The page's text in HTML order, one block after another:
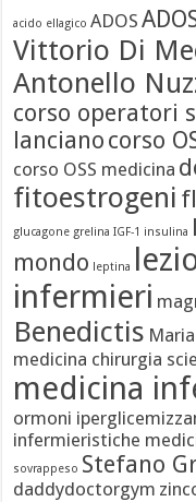
acido ellagico ADOS
Vittorio Di
Antonello
corso operatori
lanciano corso
corso OSS medicina
fitoestrogeni
glucagone grelina IGF-1 insulina
mondo
leptina
infermieri
Benedictis
medicina chirurgia
medicina
ormoni
infermieristiche
sovrappeso Stefano
daddydoctorgym